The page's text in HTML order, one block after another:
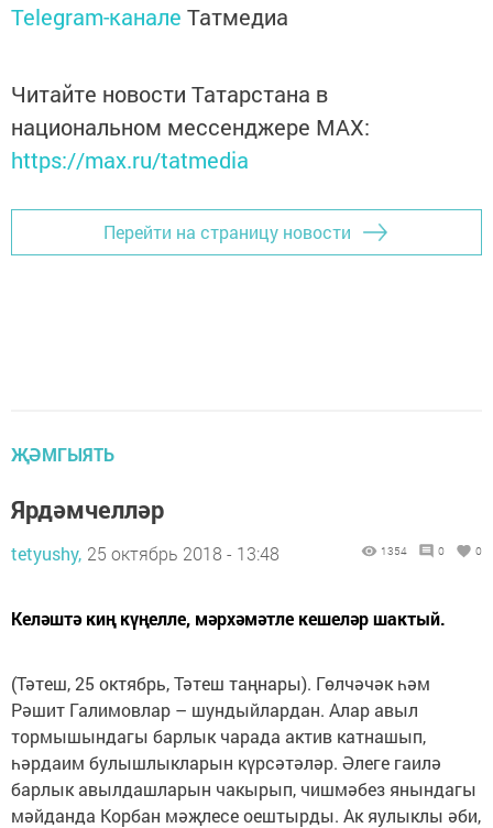
Telegram-канале Татмедиа
Читайте новости Татарстана в
национальном мессенджере MАХ:
https://max.ru/tatmedia
Перейти на страницу новости
ҖӘМГЫЯТЬ
Ярдәмчелләр
tetyushy, 25 октябрь 2018 - 13:48 1354 0 0
Келәштә киң күңелле, мәрхәмәтле кешеләр шактый.
(Тәтеш, 25 октябрь, Тәтеш таңнары). Гөлчәчәк һәм
Рәшит Галимовлар – шундыйлардан. Алар авыл
тормышындагы барлык чарада актив катнашып,
һәрдаим булышлык­ларын күр­сәтәләр. Әлеге гаилә
барлык авылдашларын чакырып, чишмәбез янындагы
мәйданда Корбан мәҗлесе оештырды. Ак яулыклы әби,